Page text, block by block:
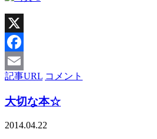
X
Facebook
Email
記事URL コメント
大切な本☆
2014.04.22